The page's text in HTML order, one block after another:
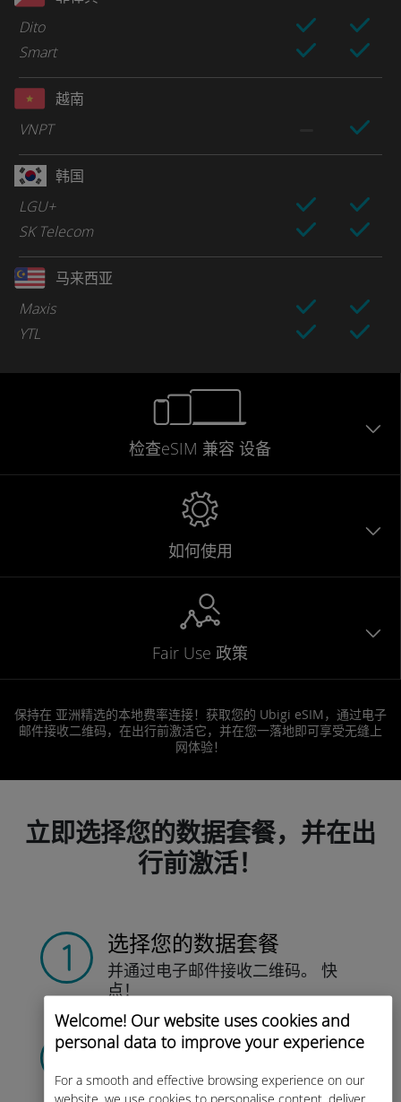
Welcome! Our website uses cookies and
personal data to improve your experience
For a smooth and effective browsing experience on our
website, we use cookies to personalise content, deliver
Dito
Smart
越南
VNPT
韩国
LGU+
SK Telecom
马来西亚
Maxis
YTL
检查eSIM 兼容 设备
如何使用
Fair Use 政策
保持在 亚洲精选的本地费率连接！获取您的 Ubigi eSIM，通过电子
邮件接收二维码，在出行前激活它，并在您一落地即可享受无缝上
网体验！
立即选择您的数据套餐，并在出
行前激活！
选择您的数据套餐
并通过电子邮件接收二维码。
快
点！
扫描二维码
激活数据套餐并
安装Ubigi eSIM。
简单！